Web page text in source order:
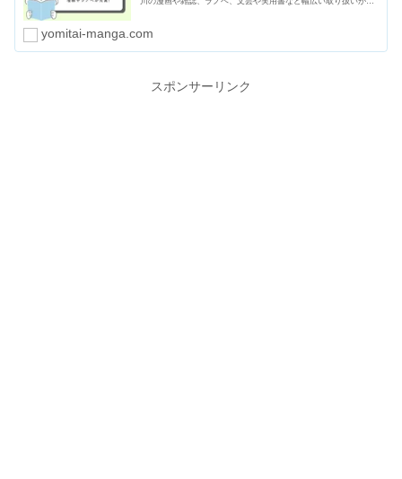
yomitai-manga.com
スポンサーリンク